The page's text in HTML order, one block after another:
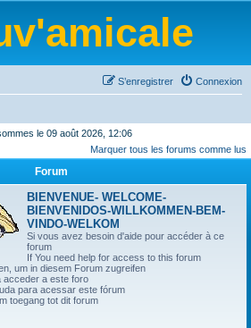
Connexion
S’enregistrer
le 09 août 2026, 12:06
Marquer tous les forums comme lus
Forum
BIENVENUE- WELCOME-
BIENVENIDOS-WILLKOMMEN-BEM-
VINDO-WELKOM
Si vous avez besoin d'aide pour accéder à ce
forum
If You need help for access to this forum
um in diesem Forum zugreifen
acceder a este foro
para acessar este fórum
toegang tot dit forum